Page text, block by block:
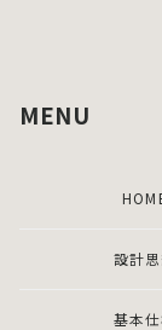
MENU
設計
基本